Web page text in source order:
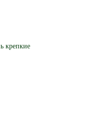
крепкие